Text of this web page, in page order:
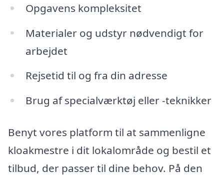
Opgavens kompleksitet
Materialer og udstyr nødvendigt for
arbejdet
Rejsetid til og fra din adresse
Brug af specialværktøj eller -teknikker
Benyt vores platform til at sammenligne
kloakmestre i dit lokalområde og bestil et
tilbud, der passer til dine behov. På den